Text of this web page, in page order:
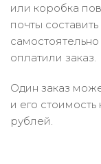
или коробка
почты
оплатили заказ.
Один заказ
и его
рублей.